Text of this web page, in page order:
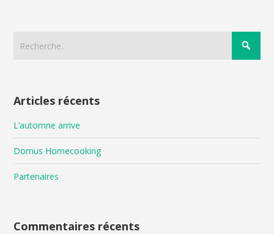
Articles récents
L’automne arrive
Domus Homecooking
Partenaires
Commentaires récents